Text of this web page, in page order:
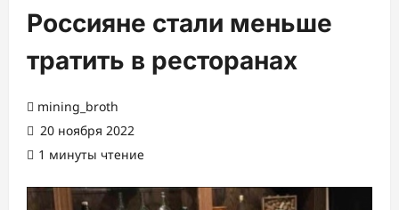
Россияне стали меньше
тратить в ресторанах
mining_broth
20 ноября 2022
1 минуты чтение